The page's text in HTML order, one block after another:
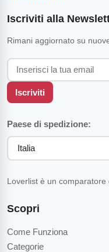
Scopri
Come Funziona
Categorie
Iscriviti alla
Rimani aggiornato su
Iscriviti
Paese di spedizione:
Loverlist è un comparatore